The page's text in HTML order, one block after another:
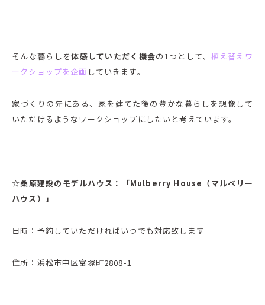
そんな暮らしを体感していただく機会の1つとして、 植え替えワ
ークショップを企画 していきます。
家づくりの先にある、家を建てた後の豊かな暮らしを想像して
いただけるようなワークショップにしたいと考えています。
☆桑原建設のモデルハウス：「Mulberry House（マルベリー
ハウス）」
日時：予約していただければいつでも対応致します
住所：浜松市中区富塚町2808-1